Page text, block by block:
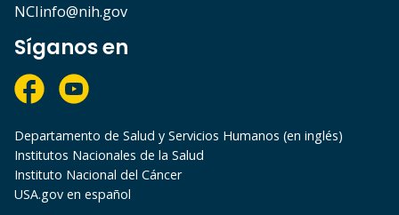
NCIinfo@nih.gov
Síganos en
Departamento de Salud y Servicios Humanos (en inglés)
Institutos Nacionales de la Salud
Instituto Nacional del Cáncer
USA.gov en español